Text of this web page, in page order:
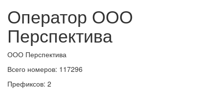
Оператор ООО
Перспектива
ООО Перспектива
Всего номеров: 117296
Префиксов: 2